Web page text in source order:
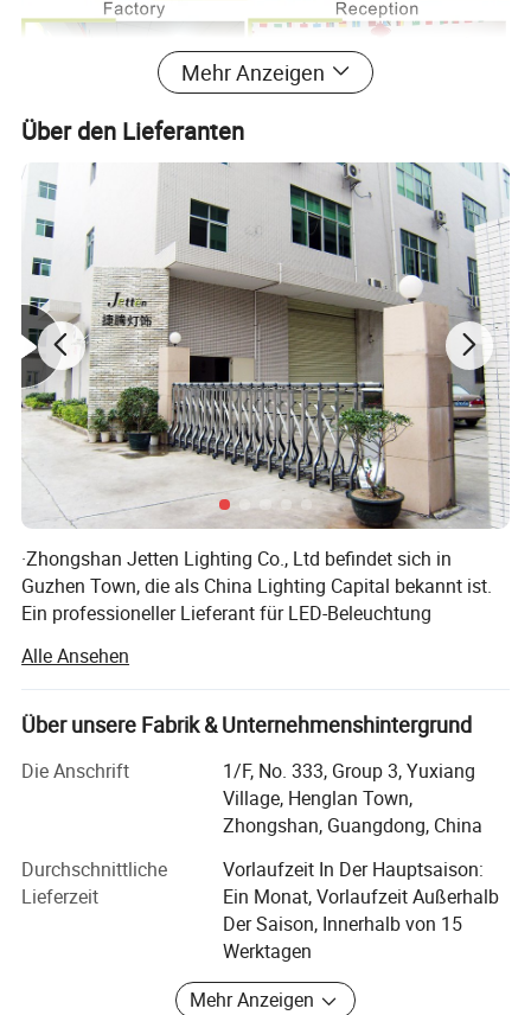
Mehr Anzeigen
Über den Lieferanten
·Zhongshan Jetten Lighting Co., Ltd befindet sich in
Guzhen Town, die als China Lighting Capital bekannt ist.
Ein professioneller Lieferant für LED-Beleuchtung
Vertrieb, Forschung und Entwicklung von LED-Innen-und
Außenbeleuchtung.
·Unsere Hauptprodukte: Professionelle nicht-Standard-
Projekt Custom Lampe, Moderne Pendelleuchte, bündige
Montage Beleuchtung Fixture, Haushalt Dekor Licht,
Kristall Kronleuchter, Hotel Projekt Licht, Indoor LED Licht,
·Jetten hat einen hohen Qualitätsstandard des Elite-Teams
der Branche. Dabei nehmen wir „Integrität, Qualität,
Qualität, Effizienz“ als unsere Geschäftsphilosophie an.
Die Geschäftsphilosophie unseres Jetten war schon
immer: Professionelle Qualität, hochwertiger Service,
Alle Ansehen
Über unsere Fabrik & Unternehmenshintergrund
Die Anschrift
1/F, No. 333, Group 3, Yuxiang
Village, Henglan Town,
Zhongshan, Guangdong, China
Durchschnittliche
Lieferzeit
Vorlaufzeit In Der Hauptsaison:
Ein Monat, Vorlaufzeit Außerhalb
Der Saison, Innerhalb von 15
Werktagen
Mehr Anzeigen